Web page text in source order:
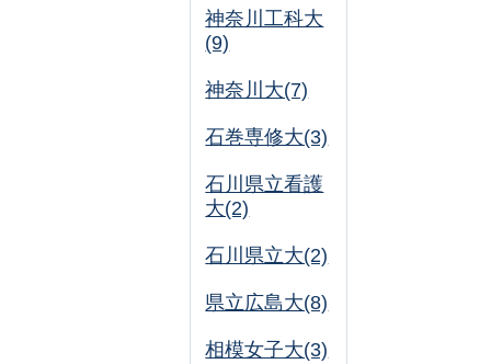
神奈川工科大
(9)
神奈川大(7)
石巻専修大(3)
石川県立看護
大(2)
石川県立大(2)
県立広島大(8)
相模女子大(3)